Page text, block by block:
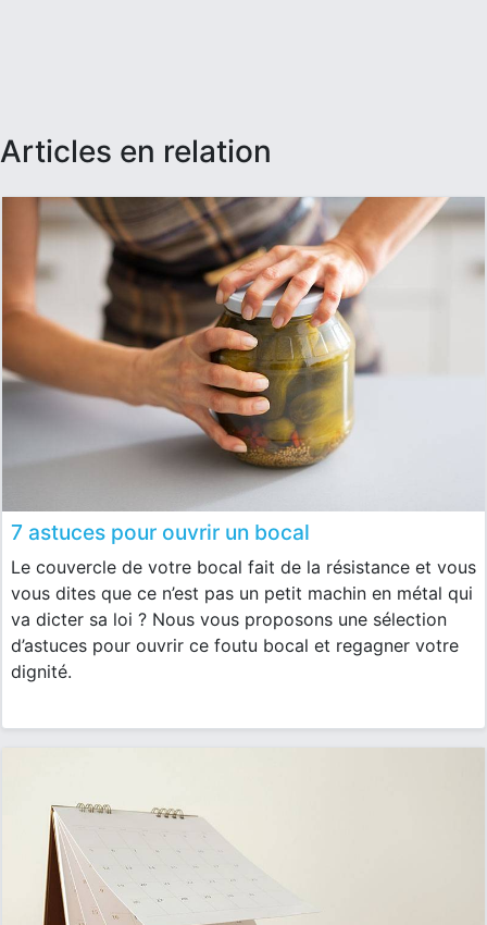
articles en relation
7 astuces pour ouvrir un bocal
Le couvercle de votre bocal fait de la résistance et vous
vous dites que ce n’est pas un petit machin en métal qui
va dicter sa loi ? Nous vous proposons une sélection
d’astuces pour ouvrir ce foutu bocal et regagner votre
dignité.